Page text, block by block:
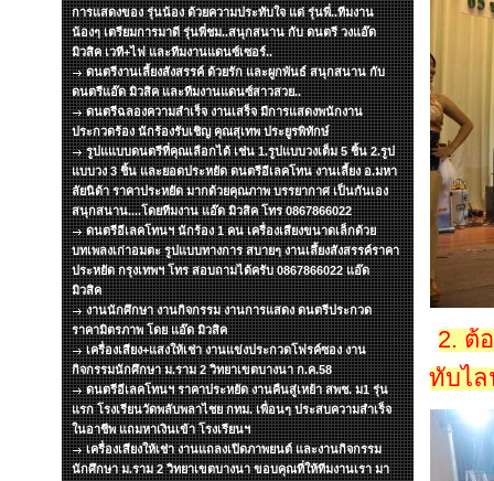
การแสดงของ รุ่นน้อง ด้วยความประทับใจ แด่ รุ่นพี่..ทีมงาน
น้องๆ เตรียมการมาดี รุ่นพี่ชม..สนุกสนาน กับ ดนตรี วงแอ๊ด
มิวสิค เวที+ไฟ และทีมงานแดนซ์เซอร์..
ดนตรีงานเลี้ยงสังสรรค์ ด้วยรัก และผูกพันธ์ สนุกสนาน กับ
ดนตรีแอ๊ด มิวสิค และทีมงานแดนซ์สาวสวย..
ดนตรีฉลองความสำเร็จ งานเสร็จ มีการแสดงพนักงาน
ประกวดร้อง นักร้องรับเชิญ คุณสุเทพ ประยูรพิทักษ์
รูปแแบบดนตรีที่คุณเลือกได้ เช่น 1.รูปแบบวงเต็ม 5 ชิ้น 2.รูป
แบบวง 3 ชิ้น และยอดประหยัด ดนตรีอีเลคโทน งานเลี้ยง อ.มหา
ลัยนิด้า ราคาประหยัด มากด้วยคุณภาพ บรรยากาศ เป็นกันเอง
สนุกสนาน....โดยทีมงาน แอ๊ด มิวสิค โทร 0867866022
ดนตรีอีเลคโทนฯ นักร้อง 1 คน เครื่องเสียงขนาดเล็กด้วย
บทเพลงเก่าอมตะ รูปแบบทางการ สบายๆ งานเลึ้ยงสังสรรค์ราคา
ประหยัด กรุงเทพฯ โทร สอบถามได้ครับ 0867866022 แอ๊ด
มิวสิค
งานนักศึกษา งานกิจกรรม งานการแสดง ดนตรีประกวด
ราคามิตรภาพ โดย แอ๊ด มิวสิค
เครื่องเสียง+แสงให้เช่า งานแข่งประกวดโฟรค์ซอง งาน
กิจกรรมนักศึกษา ม.ราม 2 วิทยาเขตบางนา ก.ค.58
ดนตรีอีเลคโทนฯ ราคาประหยัด งานคืนสู่เหย้า สพช. ม1 รุ่น
แรก โรงเรียนวัดพลับพลาไชย กทม. เพื่อนๆ ประสบความสำเร็จ
ในอาชีพ แถมหาเงินเข้า โรงเรียนฯ
เครื่องเสียงให้เช่า งานแถลงเปิดภาพยนต์ และงานกิจกรรม
นักศึกษา ม.ราม 2 วิทยาเขตบางนา ขอบคุณที่ให้ทีมงานเรา มา
2. ต้
ทับไ